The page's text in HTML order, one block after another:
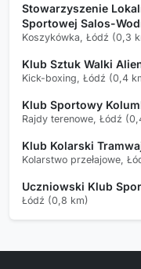
Stowarzyszenie
Sportowej Salos-
Koszykówka, Łódź (0,3
Klub Sztuk Walki
Kick-boxing, Łódź (0,4
Klub Sportowy
Rajdy terenowe, Łódź
Klub Kolarski
Kolarstwo przełajowe,
Uczniowski Klub
Łódź (0,8 km)